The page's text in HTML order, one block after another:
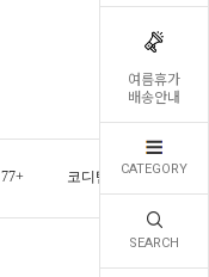
여름휴가
배송안내
CATEGORY
SEARCH
77+ 코디템 오늘발송